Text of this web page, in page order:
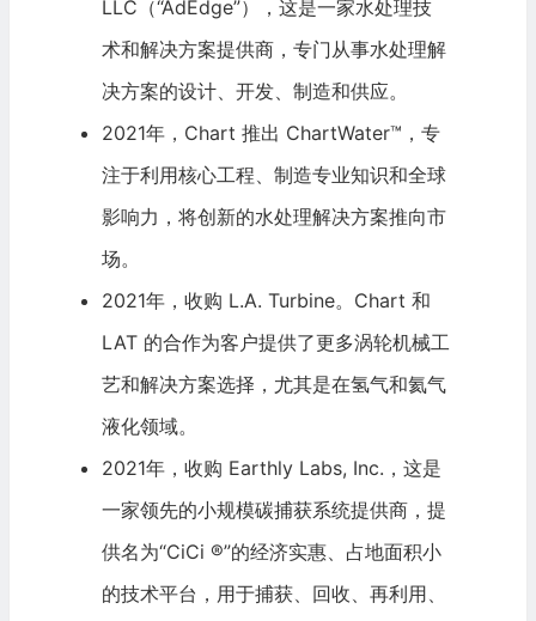
LLC（“AdEdge”），这是一家水处理技
术和解决方案提供商，专门从事水处理解
决方案的设计、开发、制造和供应。
2021年，Chart 推出 ChartWater™，专
注于利用核心工程、制造专业知识和全球
影响力，将创新的水处理解决方案推向市
场。
2021年，收购 L.A. Turbine。Chart 和
LAT 的合作为客户提供了更多涡轮机械工
艺和解决方案选择，尤其是在氢气和氦气
液化领域。
2021年，收购 Earthly Labs, Inc.，这是
一家领先的小规模碳捕获系统提供商，提
供名为“CiCi ®”的经济实惠、占地面积小
的技术平台，用于捕获、回收、再利用、